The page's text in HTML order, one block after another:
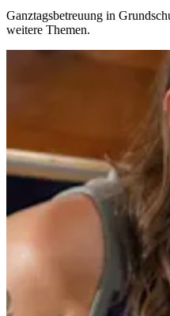
Ganztagsbetreuung in
weitere Themen.